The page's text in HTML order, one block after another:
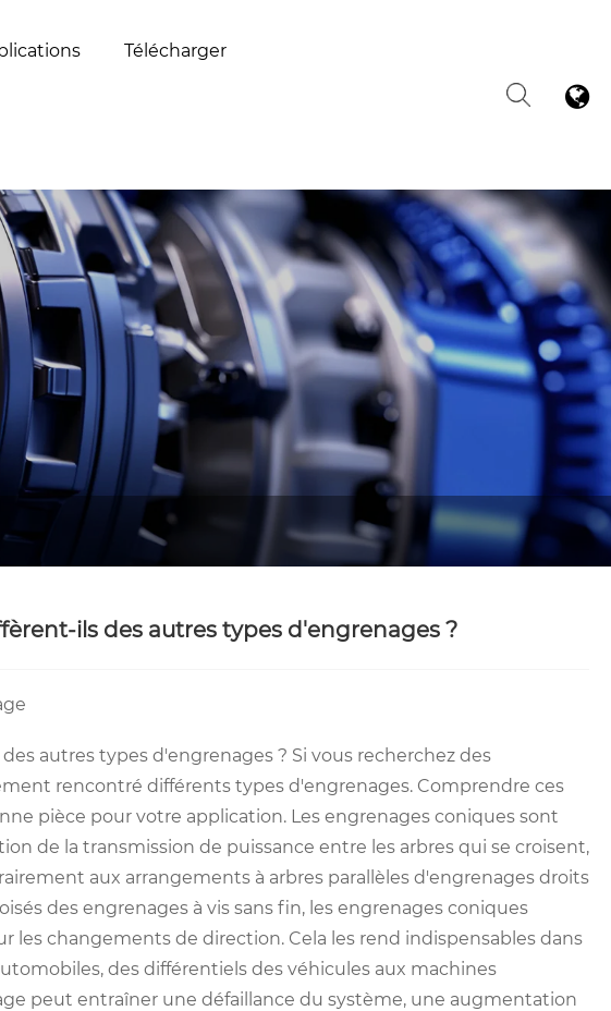
Télécharger
ils des autres types d'engrenages ?
autres types d'engrenages ? Si vous recherchez des
rencontré différents types d'engrenages. Comprendre ces
pièce pour votre application. Les engrenages coniques sont
de la transmission de puissance entre les arbres qui se croisent,
aux arrangements à arbres parallèles d'engrenages droits
des engrenages à vis sans fin, les engrenages coniques
changements de direction. Cela les rend indispensables dans
des différentiels des véhicules aux machines
peut entraîner une défaillance du système, une augmentation